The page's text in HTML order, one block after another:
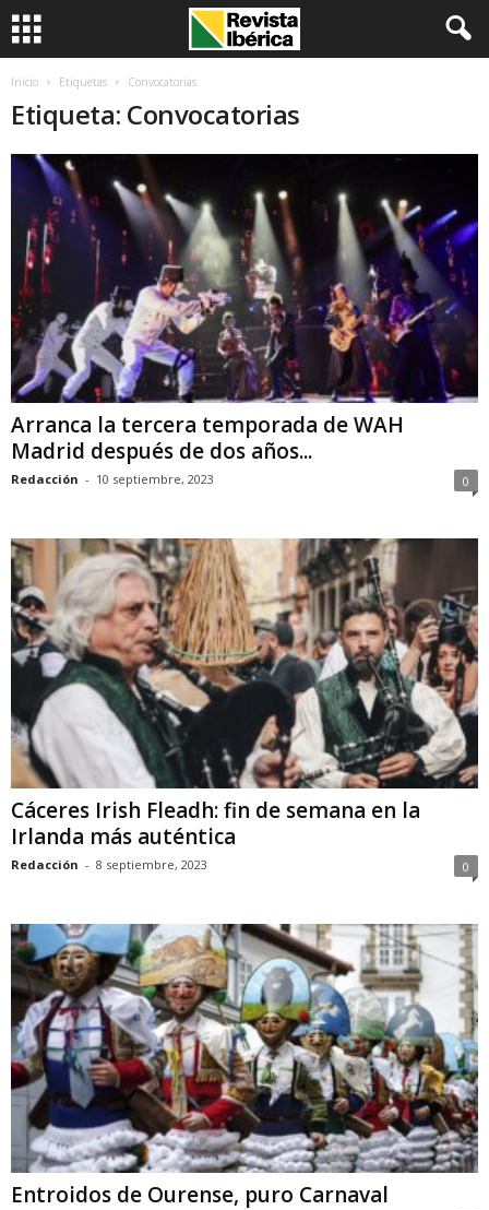
Inicio Etiquetas Convocatorias
Etiqueta: Convocatorias
Arranca la tercera temporada de WAH
Madrid después de dos años...
Redacción - 10 septiembre, 2023 0
Cáceres Irish Fleadh: fin de semana en la
Irlanda más auténtica
Redacción - 8 septiembre, 2023 0
Entroidos de Ourense, puro Carnaval